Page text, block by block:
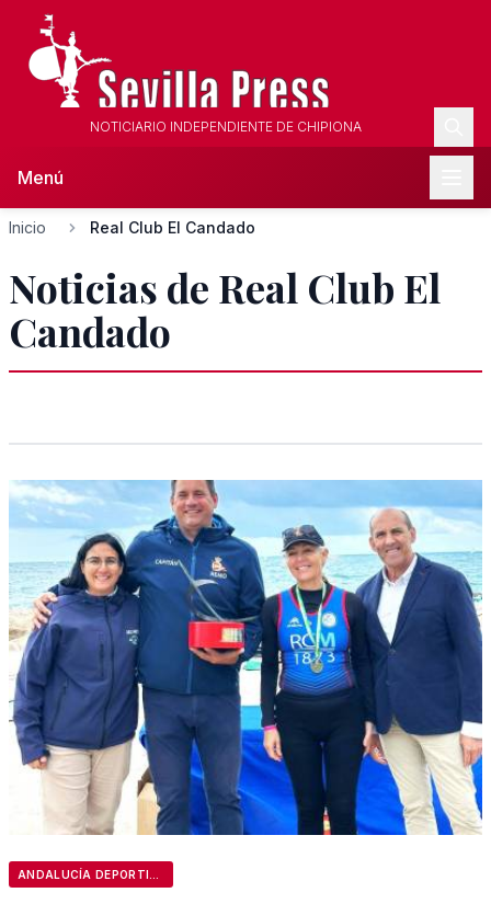
NOTICIARIO INDEPENDIENTE DE CHIPIONA
Menú
Inicio Real Club El Candado
Noticias de Real Club El
Candado